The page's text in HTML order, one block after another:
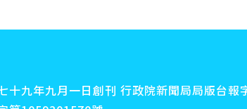
十九年九月一日創刊 行政院新聞局局版台報